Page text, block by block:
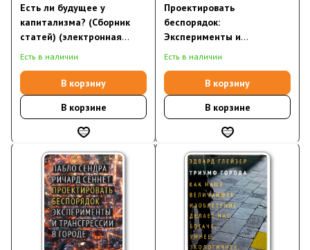
Есть ли будущее у
капитализма? (Сборник
статей) (электронная
книга)
Есть в наличии
В корзину
В корзине
Проектировать
беспорядок:
Эксперименты и
трансгрессии в городе
Есть в наличии
В корзину
В корзине